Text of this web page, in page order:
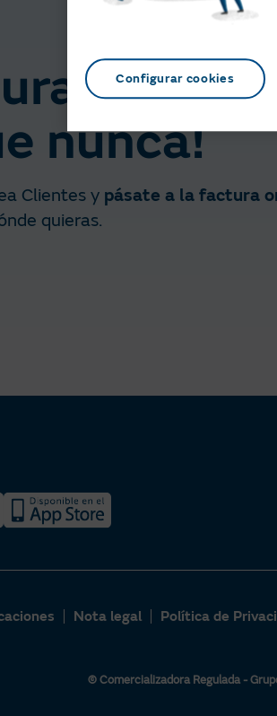
online
nunca!
Clientes y pásate a la factura
quieras.
Nota legal Política de
© Comercializadora Regulada -
Configurar cookies